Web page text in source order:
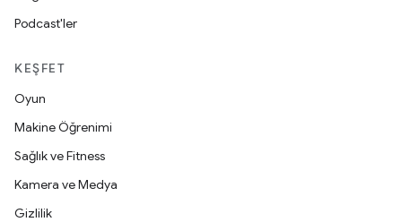
Podcast'ler
KEŞFET
Oyun
Makine Öğrenimi
Sağlık ve Fitness
Kamera ve Medya
Gizlilik